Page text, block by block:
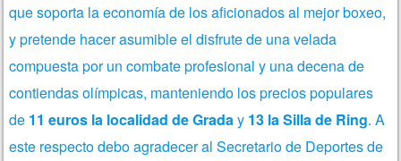
que soporta la economía de los aficionados al mejor boxeo,
y pretende hacer asumible el disfrute de una velada
compuesta por un combate profesional y una decena de
contiendas olímpicas, manteniendo los precios populares
de 11 euros la localidad de Graday 13 la Silla de Ring. A
este respecto debo agradecer al Secretario de Deportes de